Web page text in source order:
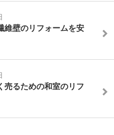
維壁のリフォームを安
売るための和室のリフ